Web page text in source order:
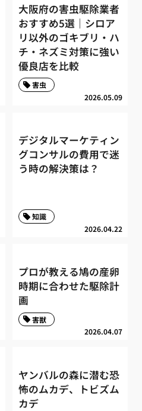
大阪府の害虫駆除業者
おすすめ5選｜シロア
リ以外のゴキブリ・ハ
チ・ネズミ対策に強い
優良店を比較
2026.05.09
害虫
デジタルマーケティン
グコンサルの費用で迷
う時の解決策は？
2026.04.22
知識
プロが教える鳩の産卵
時期に合わせた駆除計
画
2026.04.07
害獣
ヤンバルの森に潜む恐
怖のムカデ、トビズム
カデ